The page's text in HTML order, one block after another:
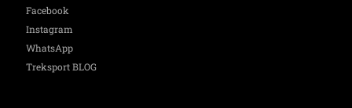
Facebook
Instagram
WhatsApp
Treksport BLOG